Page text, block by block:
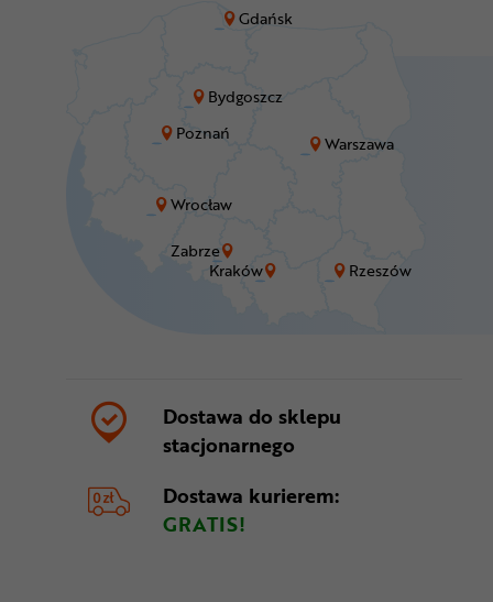
Bydgoszcz
Gdańsk
Kraków
Poznań
Rzeszów
Warszawa
Wrocław
Zabrze
Dostawa do sklepu
stacjonarnego
Dostawa kurierem:
GRATIS!